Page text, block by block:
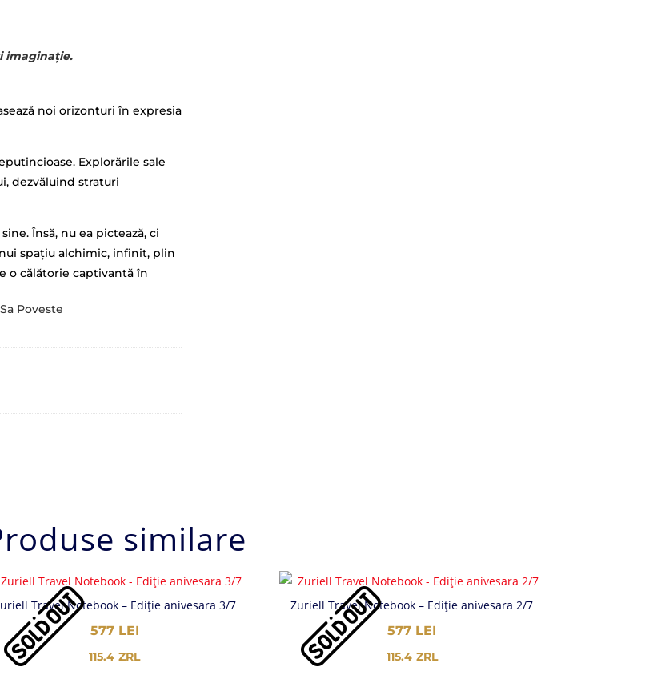
imaginație.
noi orizonturi în expresia
Explorările sale
dezvăluind straturi
Însă, nu ea pictează, ci
spațiu alchimic, infinit, plin
o călătorie captivantă în
Poveste
similare
Travel Notebook – Ediție anivesara 3/7
577 LEI
115.4 ZRL
Zuriell Travel Notebook – Ediție anivesara 2/7
577 LEI
115.4 ZRL